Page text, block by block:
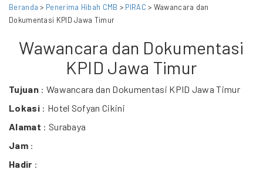
Beranda > Penerima Hibah CMB > PIRAC> Wawancara dan
Dokumentasi KPID Jawa Timur
Wawancara dan Dokumentasi
KPID Jawa Timur
Tujuan: Wawancara dan Dokumentasi KPID Jawa Timur
Lokasi: Hotel Sofyan Cikini
Alamat : Surabaya
Jam:
Hadir :